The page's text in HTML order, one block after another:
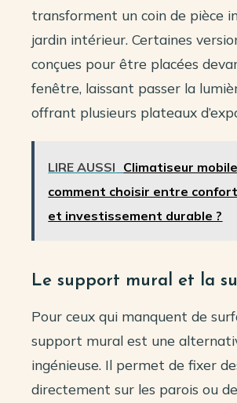
transforment un coin de pièce
jardin intérieur. Certaines
conçues pour être placées
fenêtre, laissant passer la
offrant plusieurs plateaux
LIRE AUSSI Climatiseur
comment choisir entre
et investissement durable ?
Le support mural et la
Pour ceux qui manquent de
support mural est une
ingénieuse. Il permet de fixer
directement sur les parois ou